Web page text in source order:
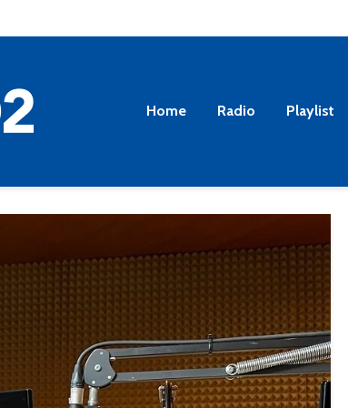
Home Radio Playlist